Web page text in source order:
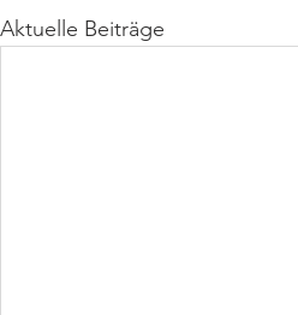
Aktuelle Beiträge